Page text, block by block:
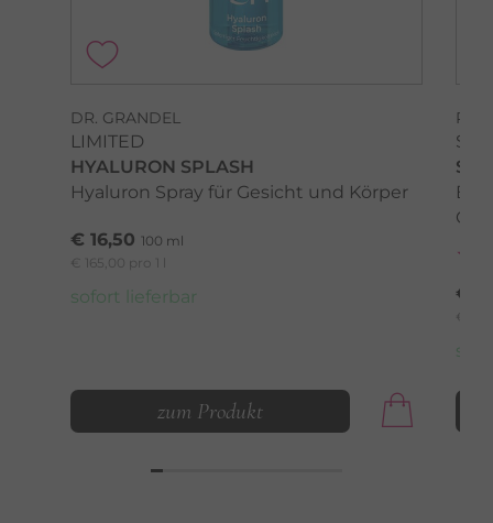
DR. GRANDEL
LIMITED
HYALURON SPLASH
Hyaluron Spray für Gesicht und Körper
€ 16,50 100 ml
€ 165,00 pro 1 l
sofort lieferbar
zum Produkt
€
€